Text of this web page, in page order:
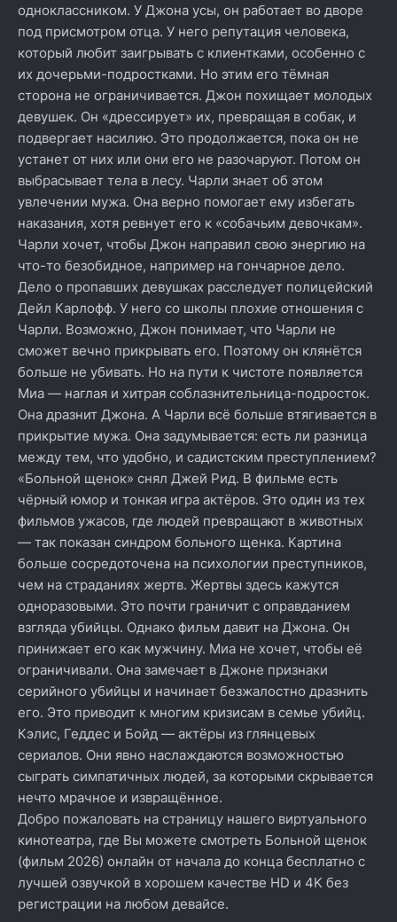
одноклассником. У Джона усы, он работает во дворе
под присмотром отца. У него репутация человека,
который любит заигрывать с клиентками, особенно с
их дочерьми-подростками. Но этим его тёмная
сторона не ограничивается. Джон похищает молодых
девушек. Он «дрессирует» их, превращая в собак, и
подвергает насилию. Это продолжается, пока он не
устанет от них или они его не разочаруют. Потом он
выбрасывает тела в лесу. Чарли знает об этом
увлечении мужа. Она верно помогает ему избегать
наказания, хотя ревнует его к «собачьим девочкам».
Чарли хочет, чтобы Джон направил свою энергию на
что-то безобидное, например на гончарное дело.
Дело о пропавших девушках расследует полицейский
Дейл Карлофф. У него со школы плохие отношения с
Чарли. Возможно, Джон понимает, что Чарли не
сможет вечно прикрывать его. Поэтому он клянётся
больше не убивать. Но на пути к чистоте появляется
Миа — наглая и хитрая соблазнительница-подросток.
Она дразнит Джона. А Чарли всё больше втягивается в
прикрытие мужа. Она задумывается: есть ли разница
между тем, что удобно, и садистским преступлением?
«Больной щенок» снял Джей Рид. В фильме есть
чёрный юмор и тонкая игра актёров. Это один из тех
фильмов ужасов, где людей превращают в животных
— так показан синдром больного щенка. Картина
больше сосредоточена на психологии преступников,
чем на страданиях жертв. Жертвы здесь кажутся
одноразовыми. Это почти граничит с оправданием
взгляда убийцы. Однако фильм давит на Джона. Он
принижает его как мужчину. Миа не хочет, чтобы её
ограничивали. Она замечает в Джоне признаки
серийного убийцы и начинает безжалостно дразнить
его. Это приводит к многим кризисам в семье убийц.
Кэлис, Геддес и Бойд — актёры из глянцевых
сериалов. Они явно наслаждаются возможностью
сыграть симпатичных людей, за которыми скрывается
нечто мрачное и извращённое.
Добро пожаловать на страницу нашего виртуального
кинотеатра, где Вы можете смотреть Больной щенок
(фильм 2026) онлайн от начала до конца бесплатно с
лучшей озвучкой в хорошем качестве HD и 4K без
регистрации на любом девайсе.